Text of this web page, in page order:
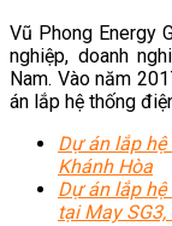
Vũ Phong Energy
nghiệp, doanh
Nam. Vào năm
án lắp hệ thống
Dự án lắp hệ
Khánh Hòa
Dự án lắp
tại May